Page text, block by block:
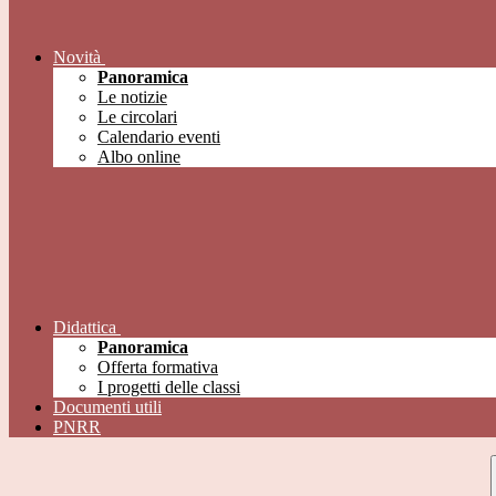
Novità
Panoramica
Le notizie
Le circolari
Calendario eventi
Albo online
Didattica
Panoramica
Offerta formativa
I progetti delle classi
Documenti utili
PNRR